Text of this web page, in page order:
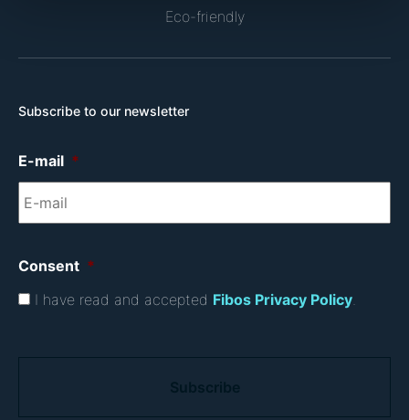
Eco-friendly
Subscribe to our newsletter
E-mail *
Consent *
I have read and accepted Fibos Privacy Policy.